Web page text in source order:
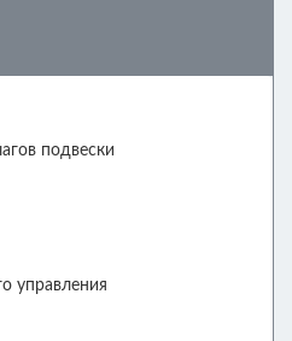
подвески
управления